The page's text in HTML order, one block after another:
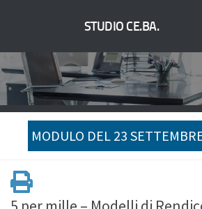
STUDIO CE.BA.
MODULO DEL 23